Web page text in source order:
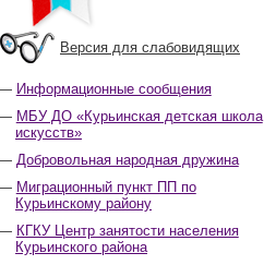
Версия для слабовидящих
Информационные сообщения
МБУ ДО «Курьинская детская школа
искусств»
Добровольная народная дружина
Миграционный пункт ПП по
Курьинскому району
КГКУ Центр занятости населения
Курьинского района